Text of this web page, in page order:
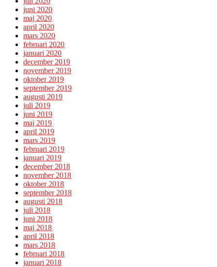
juni 2020
maj 2020
april 2020
mars 2020
februari 2020
januari 2020
december 2019
november 2019
oktober 2019
september 2019
augusti 2019
juli 2019
juni 2019
maj 2019
april 2019
mars 2019
februari 2019
januari 2019
december 2018
november 2018
oktober 2018
september 2018
augusti 2018
juli 2018
juni 2018
maj 2018
april 2018
mars 2018
februari 2018
januari 2018